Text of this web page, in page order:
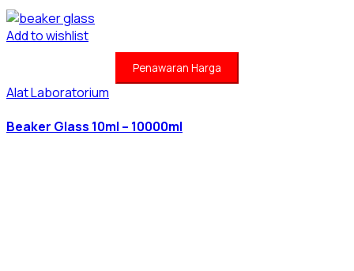
Add to wishlist
Penawaran Harga
Alat Laboratorium
Beaker Glass 10ml – 10000ml